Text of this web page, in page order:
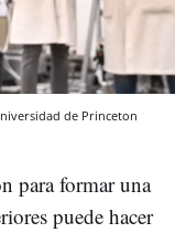
de Princeton
para formar una
puede hacer